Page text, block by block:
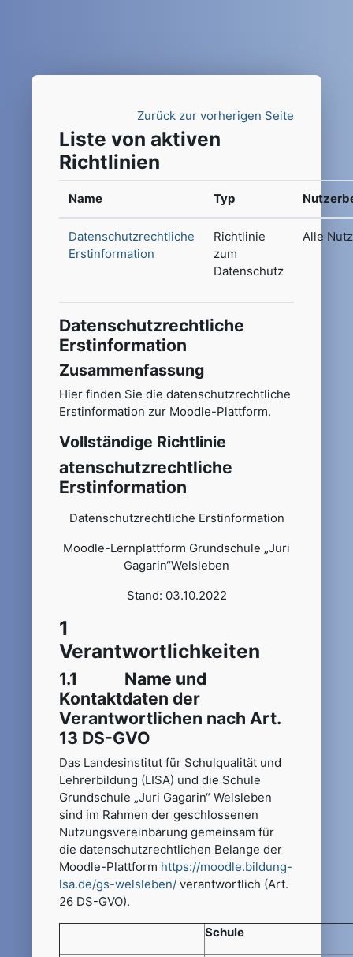
Zurück zur vorherigen Seite
Liste von aktiven
Richtlinien
Name Typ
Datenschutzrechtliche
Erstinformation
Richtlinie
zum
Datenschutz
Alle
Datenschutzrechtliche
Erstinformation
Zusammenfassung
Hier finden Sie die datenschutzrechtliche
Erstinformation zur Moodle-Plattform.
Vollständige Richtlinie
atenschutzrechtliche
Erstinformation
Datenschutzrechtliche Erstinformation
Moodle-Lernplattform Grundschule „Juri
Gagarin“Welsleben
Stand: 03.10.2022
1
Verantwortlichkeiten
1.1 Name und
Kontaktdaten der
Verantwortlichen nach Art.
13 DS-GVO
Das Landesinstitut für Schulqualität und
Lehrerbildung (LISA) und die Schule
Grundschule „Juri Gagarin“ Welsleben
sind im Rahmen der geschlossenen
Nutzungsvereinbarung gemeinsam für
die datenschutzrechtlichen Belange der
Moodle-Plattform https://moodle.bildung-
lsa.de/gs-welsleben/ verantwortlich (Art.
26 DS-GVO).
Schule